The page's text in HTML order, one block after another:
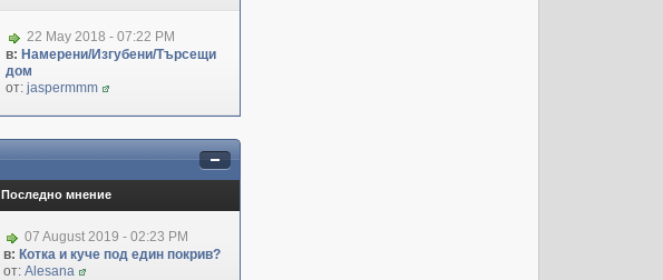
22 May 2018 - 07:22 PM
в: Намерени/Изгубени/Търсещи
дом
от: jaspermmm
Последно мнение
07 August 2019 - 02:23 PM
в: Котка и куче под един покрив?
от: Alesana